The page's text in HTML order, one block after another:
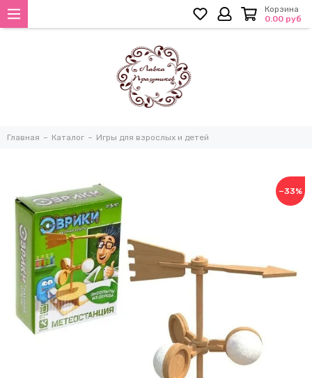
Корзина
0.00 руб
Главная Каталог Игры для взрослых и детей
−33%